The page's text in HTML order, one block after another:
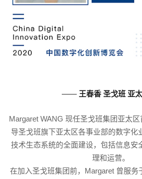
—— 王春香 圣戈班 亚
Margaret WANG 现任圣戈班集团亚太
导圣戈班旗下亚太区各事业部的数字化
技术生态系统的全面建设，包括信息安
理和运营。
在加入圣戈班集团前，Margaret 曾服务